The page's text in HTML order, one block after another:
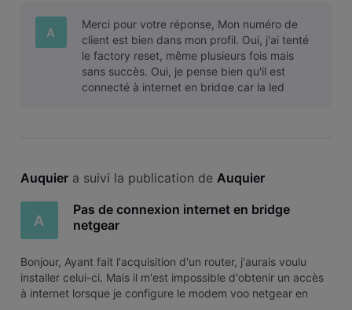
A
Merci pour votre réponse, Mon numéro de
client est bien dans mon profil. Oui, j'ai tenté
le factory reset, même plusieurs fois mais
sans succès. Oui, je pense bien qu'il est
connecté à internet en bridge car la led
Auquier a suivi la publication de Auquier
A
Pas de connexion internet en bridge
netgear
Bonjour, Ayant fait l'acquisition d'un router, j'aurais voulu
installer celui-ci. Mais il m'est impossible d'obtenir un accès
à internet lorsque je configure le modem voo netgear en